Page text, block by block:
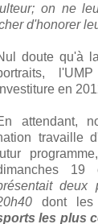
on ne
d'honorer
doute qu'à
en
attendant,
travaille
deux
dont
les plus